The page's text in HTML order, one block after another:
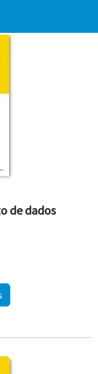
de dados